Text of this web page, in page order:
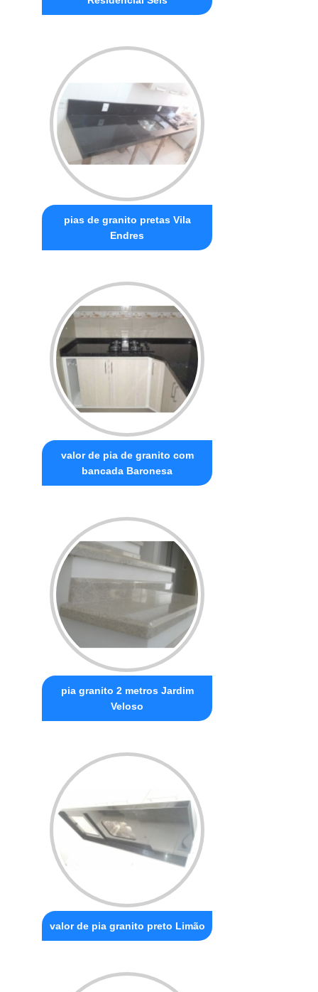
pias de granito pretas Vila
Endres
valor de pia de granito com
bancada Baronesa
pia granito 2 metros Jardim
Veloso
valor de pia granito preto Limão